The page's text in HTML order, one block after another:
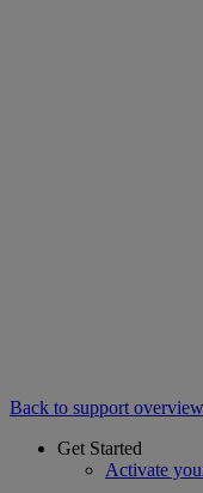
Back to support overview
Get Started
Activate